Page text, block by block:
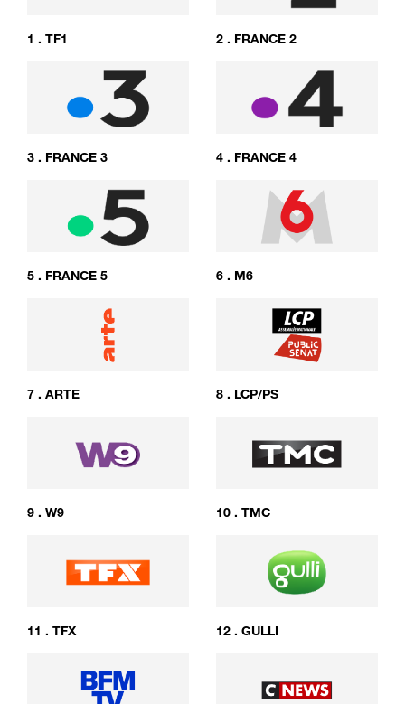
1 . TF1 2 . FRANCE 2
3 . FRANCE 3 4 . FRANCE 4
5 . FRANCE 5 6 . M6
7 . ARTE 8 . LCP/PS
9 . W9 10 . TMC
11 . TFX 12 . GULLI